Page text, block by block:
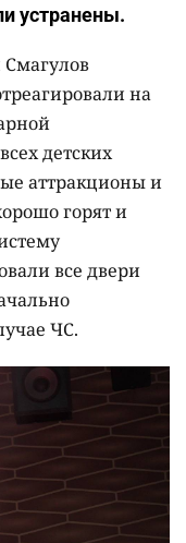
устранены.
на
детских
аттракционы и
горят и
все двери
ЧС.